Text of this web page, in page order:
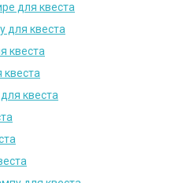
для квеста
для квеста
квеста
квеста
квеста